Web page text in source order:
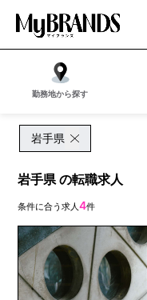
勤務地から探す
岩手県
岩手県 の転職求人
条件に合う求人4件